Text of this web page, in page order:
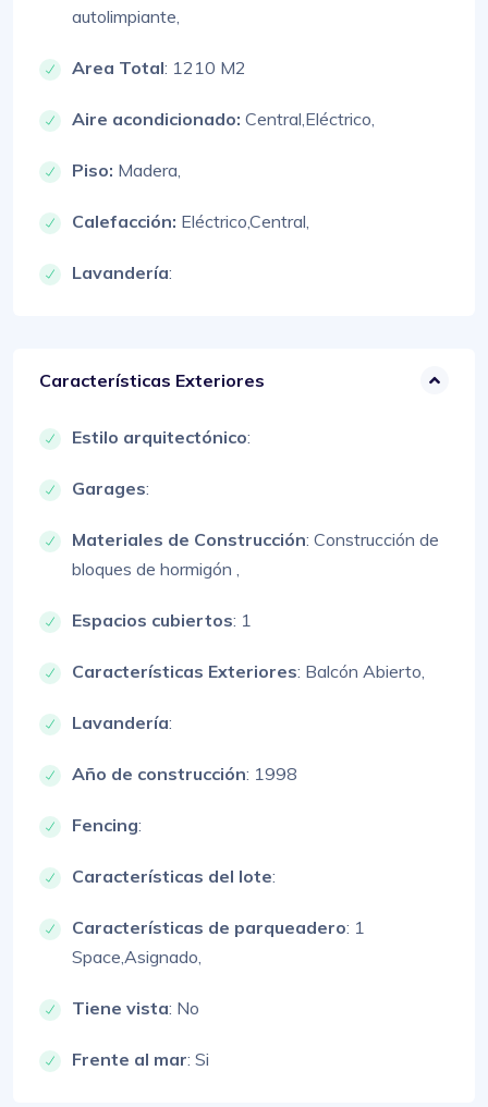
autolimpiante,
Area Total: 1210 M2
Aire acondicionado: Central,Eléctrico,
Piso: Madera,
Calefacción: Eléctrico,Central,
Lavandería:
Características Exteriores
Estilo arquitectónico:
Garages:
Materiales de Construcción: Construcción de
bloques de hormigón ,
Espacios cubiertos: 1
Características Exteriores: Balcón Abierto,
Lavandería:
Año de construcción: 1998
Fencing:
Características del lote:
Características de parqueadero: 1
Space,Asignado,
Tiene vista: No
Frente al mar: Si